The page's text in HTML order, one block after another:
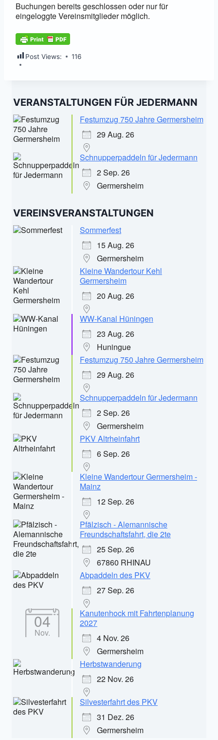
Buchungen bereits geschlossen oder nur für
eingeloggte Vereinsmitglieder möglich.
Post Views: 116
VERANSTALTUNGEN FÜR JEDERMANN
Festumzug 750 Jahre Germersheim
29 Aug. 26
Schnupperpaddeln für Jedermann
2 Sep. 26
Germersheim
VEREINSVERANSTALTUNGEN
Sommerfest
15 Aug. 26
Germersheim
Kleine Wandertour Kehl
Germersheim
20 Aug. 26
WW-Kanal Hüningen
23 Aug. 26
Huningue
Festumzug 750 Jahre Germersheim
29 Aug. 26
Schnupperpaddeln für Jedermann
2 Sep. 26
Germersheim
PKV Altrheinfahrt
6 Sep. 26
Kleine Wandertour Germersheim -
Mainz
12 Sep. 26
Pfälzisch - Alemannische
Freundschaftsfahrt, die 2te
25 Sep. 26
67860 RHINAU
Abpaddeln des PKV
27 Sep. 26
04
Nov.
Kanutenhock mit Fahrtenplanung
2027
4 Nov. 26
Germersheim
Herbstwanderung
22 Nov. 26
Silvesterfahrt des PKV
31 Dez. 26
Germersheim